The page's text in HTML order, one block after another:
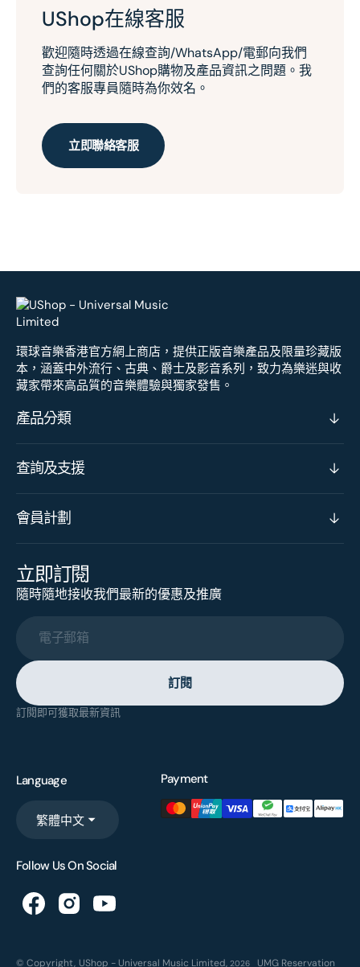
UShop在線客服
歡迎隨時透過在線查詢/WhatsApp/電郵向我們
查詢任何關於UShop購物及產品資訊之問題。我
們的客服專員隨時為你效名。
立即聯絡客服
環球音樂香港官方網上商店，提供正版音樂產品及限量珍藏版
本，涵蓋中外流行、古典、爵士及影音系列，致力為樂迷與收
藏家帶來高品質的音樂體驗與獨家發售。
產品分類
查詢及支援
會員計劃
立即訂閱
隨時隨地接收我們最新的優惠及推廣
電子郵箱
訂閱
訂閱即可獲取最新資訊
Language
繁體中文
Payment
Follow Us On Social
© Copyright, UShop - Universal Music Limited, 2026 UMG Reservation